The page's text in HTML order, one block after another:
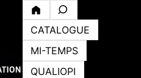
CATALOGUE
MI-TEMPS
QUALIOPI